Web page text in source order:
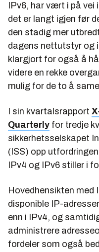
IPv6, har vært i på vei
det er langt igjen før
den stadig mer
dagens nettutstyr og
klargjort for også å
videre en rekke
mulig for de to å
I sin kvartalsrapport
Quarterly for tredje
sikkerhetsselskapet
(ISS) opp
IPv4 og IPv6 stiller i
Hovedhensikten med
disponible IP-
enn i IPv4, og
administrere
fordeler som også